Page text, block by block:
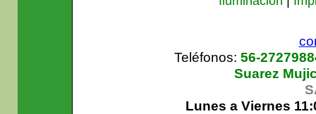
Teléfonos: 56-
Suarez
Lunes a Viernes